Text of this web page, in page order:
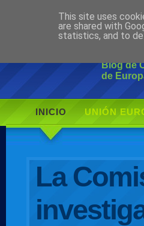
Blog de
de
INICIO UNIÓN
La
This site uses
are shared with
statistics, and to